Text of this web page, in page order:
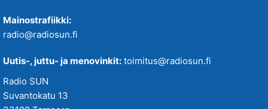
Mainostrafiikki:
radio@radiosun.fi
Uutis-, juttu- ja menovinkit: toimitus@radiosun.fi
Radio SUN
Suvantokatu 13